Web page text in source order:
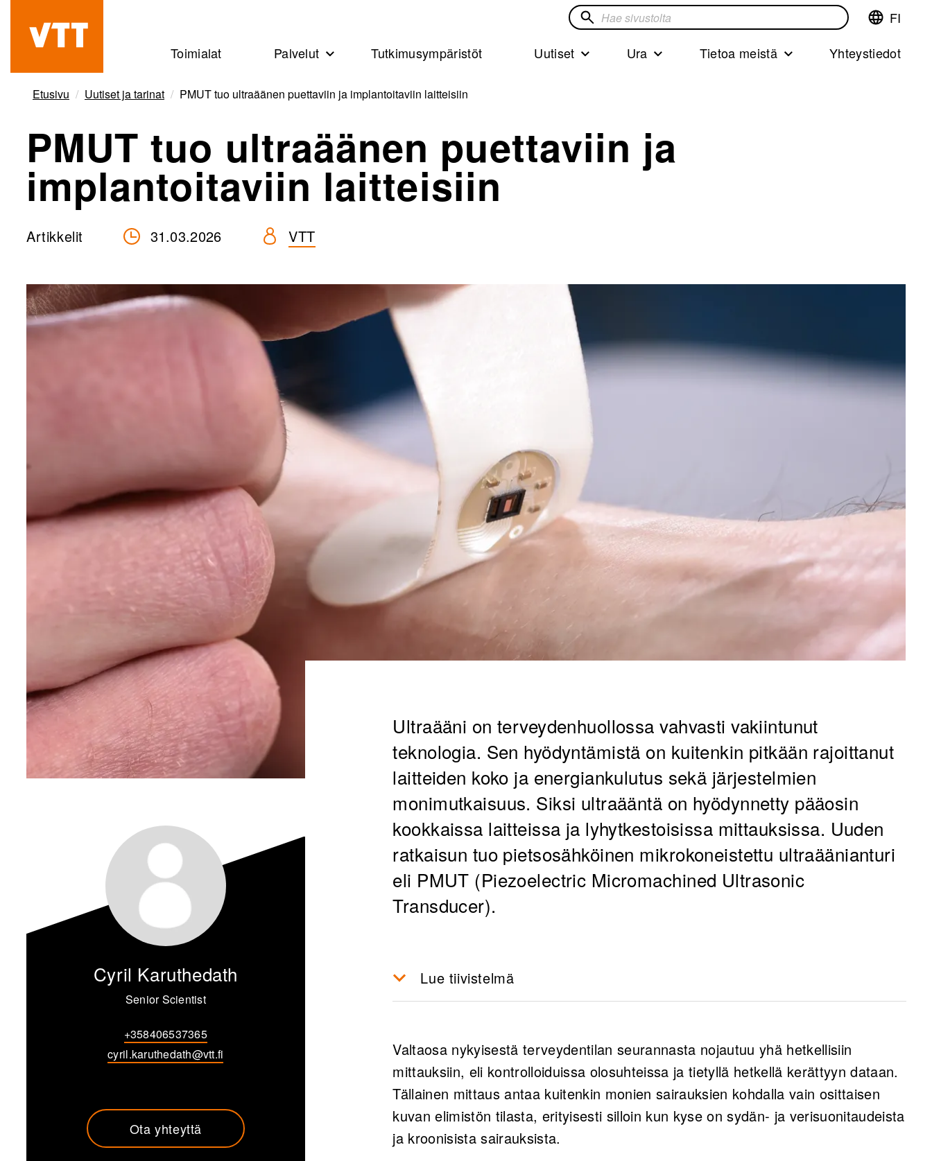
pääsisältöön
Beyond
the
obvious
Vaihda
kieliFinnish
FI
Hae
Toimialat Palvelut Tutkimusympäristöt Uutiset Ura Tietoa meistä Yhteystiedot
Etusivu Uutiset ja tarinat PMUT tuo ultraäänen puettaviin ja implantoitaviin laitteisiin
PMUT tuo ultraäänen puettaviin ja
implantoitaviin laitteisiin
Artikkelit 31.03.2026 VTT
Ultraääni on terveydenhuollossa vahvasti vakiintunut
teknologia. Sen hyödyntämistä on kuitenkin pitkään rajoittanut
laitteiden koko ja energiankulutus sekä järjestelmien
monimutkaisuus. Siksi ultraääntä on hyödynnetty pääosin
kookkaissa laitteissa ja lyhytkestoisissa mittauksissa. Uuden
ratkaisun tuo pietsosähköinen mikrokoneistettu ultraäänianturi
eli PMUT (Piezoelectric Micromachined Ultrasonic
Transducer).
Lue tiivistelmä
hyödyntäen MEMS-pohjaisia ultraääniantureita, jotka kuluttavat vähän
virtaa ja ovat joustavia.
VTT kehittää PMUT-anturit osaksi laajempaa järjestelmäkokonaisuutta,
asiakkaiden tarpeisiin räätälöiden, mikä mahdollistaa tehokkaan
prototyyppien tuotannon ja kehittämisen.
Valtaosa nykyisestä terveydentilan seurannasta nojautuu yhä hetkellisiin
mittauksiin, eli kontrolloiduissa olosuhteissa ja tietyllä hetkellä kerättyyn dataan.
Tällainen mittaus antaa kuitenkin monien sairauksien kohdalla vain osittaisen
kuvan elimistön tilasta, erityisesti silloin kun kyse on sydän‑ ja verisuonitaudeista
ja kroonisista sairauksista.
Cyril Karuthedath
Senior Scientist
+358406537365
cyril.karuthedath@vtt.fi
Ota yhteyttä